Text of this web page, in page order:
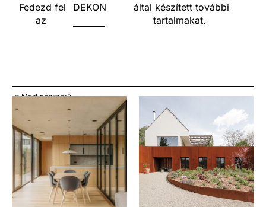
Fedezd fel
az
DEKON
által készített további
tartalmakat.
Most népszerű